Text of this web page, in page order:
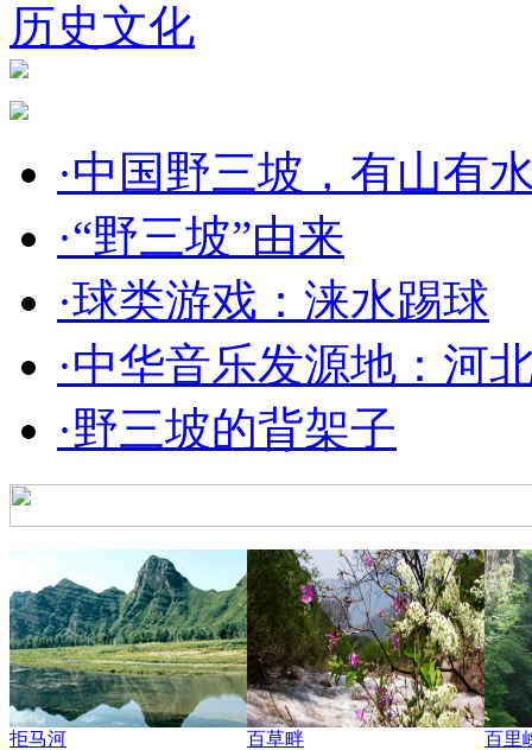
历史文化
·中国野三坡，有山有
·“野三坡”由来
·球类游戏：涞水踢球
·中华音乐发源地：河
·野三坡的背架子
拒马河 百草畔 百里